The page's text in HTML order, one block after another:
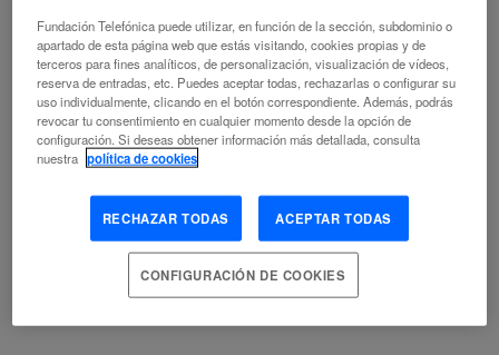
Fundación Telefónica puede utilizar, en función de la sección, subdominio o
apartado de esta página web que estás visitando, cookies propias y de
terceros para fines analíticos, de personalización, visualización de vídeos,
reserva de entradas, etc. Puedes aceptar todas, rechazarlas o configurar su
uso individualmente, clicando en el botón correspondiente. Además, podrás
revocar tu consentimiento en cualquier momento desde la opción de
configuración. Si deseas obtener información más detallada, consulta
nuestra política de cookies
RECHAZAR TODAS ACEPTAR TODAS
CONFIGURACIÓN DE COOKIES